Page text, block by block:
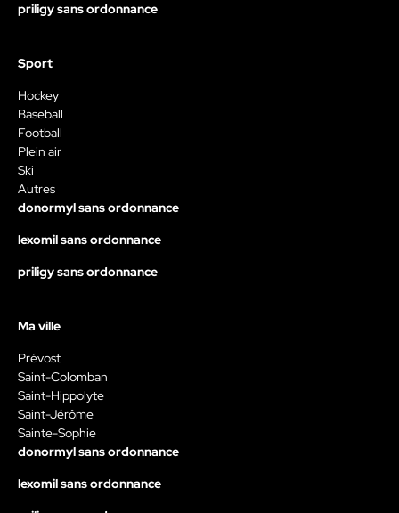
priligy sans ordonnance
Sport
Hockey
Baseball
Football
Plein air
Ski
Autres
donormyl sans ordonnance
lexomil sans ordonnance
priligy sans ordonnance
Ma ville
Prévost
Saint-Colomban
Saint-Hippolyte
Saint-Jérôme
Sainte-Sophie
donormyl sans ordonnance
lexomil sans ordonnance